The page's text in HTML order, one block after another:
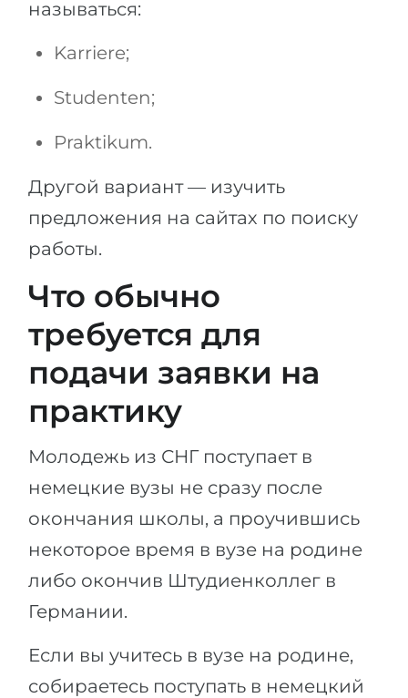
называться:
Karriere;
Studenten;
Praktikum.
Другой вариант — изучить
предложения на сайтах по поиску
работы.
Что обычно
требуется для
подачи заявки на
практику
Молодежь из СНГ поступает в
немецкие вузы не сразу после
окончания школы, а проучившись
некоторое время в вузе на родине
либо окончив Штудиенколлег в
Германии.
Если вы учитесь в вузе на родине,
собираетесь поступать в немецкий